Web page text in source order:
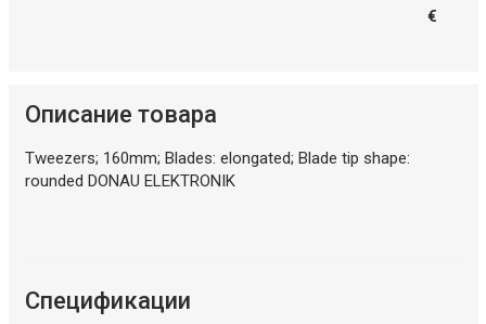
€
Описание товара
Tweezers; 160mm; Blades: elongated; Blade tip shape:
rounded DONAU ELEKTRONIK
Спецификации